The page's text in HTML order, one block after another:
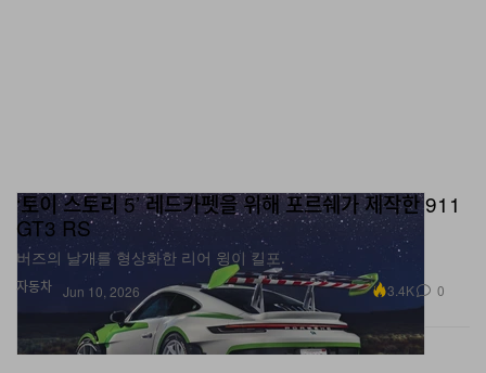
자동차
‘토이 스토리 5’ 레드카펫을 위해 포르쉐가 제작한 911
GT3 RS
버즈의 날개를 형상화한 리어 윙이 킬포.
Jun 10, 2026 3.4K 0